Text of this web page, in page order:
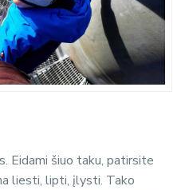
Eidami šiuo taku, patirsite
liesti, lipti, įlysti. Tako